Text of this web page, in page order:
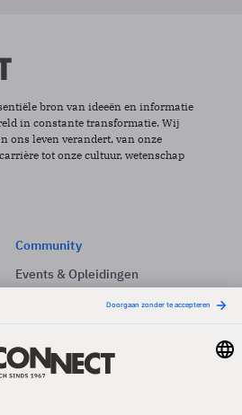
bron van ideeën en informatie
in constante transformatie. Wij
ons leven verandert, van onze
tot onze cultuur, wetenschap
Community
Events & Opleidingen